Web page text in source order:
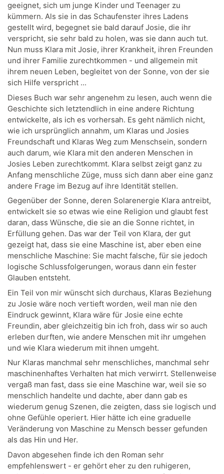
geeignet, sich um junge Kinder und Teenager zu
kümmern. Als sie in das Schaufenster ihres Ladens
gestellt wird, begegnet sie bald darauf Josie, die ihr
verspricht, sie sehr bald zu holen, was sie dann auch tut.
Nun muss Klara mit Josie, ihrer Krankheit, ihren Freunden
und ihrer Familie zurechtkommen - und allgemein mit
ihrem neuen Leben, begleitet von der Sonne, von der sie
sich Hilfe verspricht ...
Dieses Buch war sehr angenehm zu lesen, auch wenn die
Geschichte sich letztendlich in eine andere Richtung
entwickelte, als ich es vorhersah. Es geht nämlich nicht,
wie ich ursprünglich annahm, um Klaras und Josies
Freundschaft und Klaras Weg zum Menschsein, sondern
auch darum, wie Klara mit den anderen Menschen in
Josies Leben zurechtkommt. Klara selbst zeigt ganz zu
Anfang menschliche Züge, muss sich dann aber eine ganz
andere Frage im Bezug auf ihre Identität stellen.
Gegenüber der Sonne, deren Solarenergie Klara antreibt,
entwickelt sie so etwas wie eine Religion und glaubt fest
daran, dass Wünsche, die sie an die Sonne richtet, in
Erfüllung gehen. Das war der Teil von Klara, der gut
gezeigt hat, dass sie eine Maschine ist, aber eben eine
menschliche Maschine: Sie macht falsche, für sie jedoch
logische Schlussfolgerungen, woraus dann ein fester
Glauben entsteht.
Ein Teil von mir wünscht sich durchaus, Klaras Beziehung
zu Josie wäre noch vertieft worden, weil man nie den
Eindruck gewinnt, Klara wäre für Josie eine echte
Freundin, aber gleichzeitig bin ich froh, dass wir so auch
erleben durften, wie andere Menschen mit ihr umgehen
und wie Klara wiederum mit ihnen umgeht.
Nur Klaras manchmal sehr menschliches, manchmal sehr
maschinenhaftes Verhalten hat mich verwirrt. Stellenweise
vergaß man fast, dass sie eine Maschine war, weil sie so
menschlich handelte und dachte, aber dann gab es
wiederum genug Szenen, die zeigten, dass sie logisch und
ohne Gefühle operiert. Hier hätte ich eine graduelle
Veränderung von Maschine zu Mensch besser gefunden
als das Hin und Her.
Davon abgesehen finde ich den Roman sehr
empfehlenswert - er gehört eher zu den ruhigeren,